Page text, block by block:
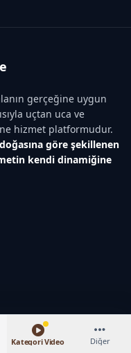
gerçeğine uygun
uçtan uca ve
hizmet platformudur.
göre şekillenen
kendi dinamiğine
Kategori Video Diğer